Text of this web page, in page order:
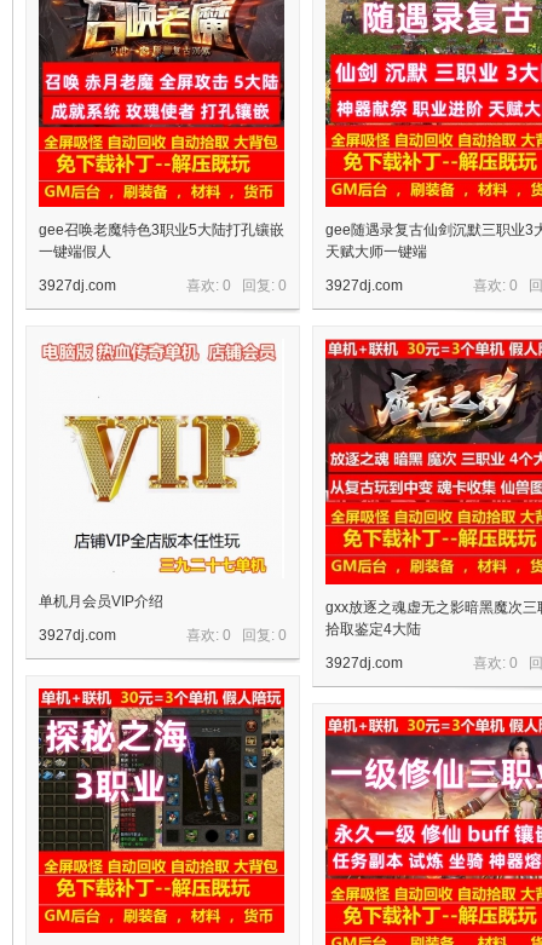
gee召唤老魔特色3职业5大陆打孔镶嵌
一键端假人
喜欢: 0 回复: 0
3927dj.com
gee随遇录复古仙剑沉默三职业3
天赋大师一键端
喜欢: 0
3927dj.com
单机月会员VIP介绍
喜欢: 0 回复: 0
3927dj.com
gxx放逐之魂虚无之影暗黑魔次三
拾取鉴定4大陆
喜欢: 0
3927dj.com